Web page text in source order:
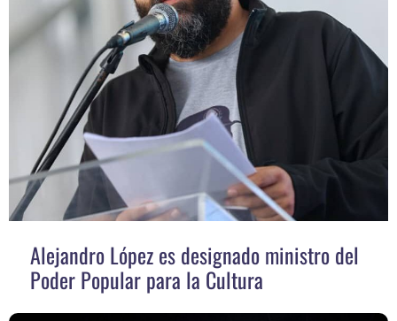
Alejandro López es designado ministro del
Poder Popular para la Cultura